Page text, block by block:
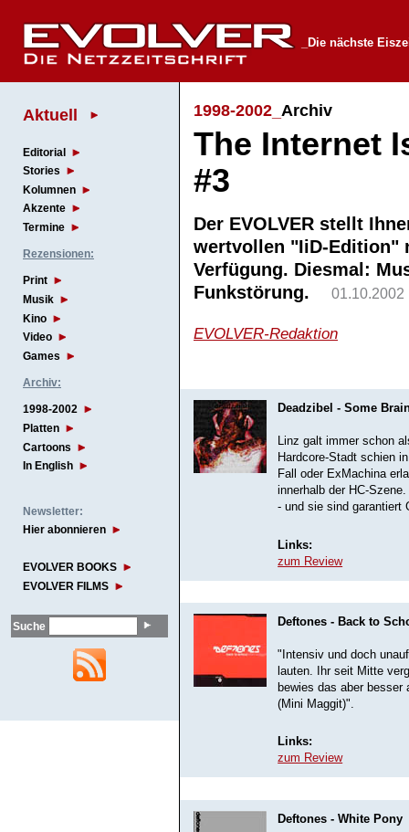
_Die nächste
Aktuell
Editorial
Stories
Kolumnen
Akzente
Termine
Rezensionen:
Print
Musik
Kino
Video
Games
Archiv:
1998-2002
Platten
Cartoons
In English
Newsletter:
Hier abonnieren
EVOLVER BOOKS
EVOLVER FILMS
Suche
1998-2002_ Archiv
The Internet
#3
Der EVOLVER stellt
wertvollen "IiD-Edition"
Verfügung. Diesmal:
Funkstörung.
01.10.2002
EVOLVER-Redaktion
Deadzibel - Some
Linz galt immer schon
Hardcore-Stadt schien
Fall oder ExMachina
innerhalb der HC-
- und sie sind garantiert
Links:
zum Review
Deftones - Back to
"Intensiv und doch
lauten. Ihr seit Mitte
bewies das aber
(Mini Maggit)".
Links:
zum Review
Deftones - White Pony